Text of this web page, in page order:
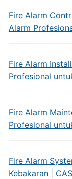
Fire Alarm
Alarm
Fire Alarm
Profesional
Fire Alarm
Profesional
Fire Alarm
Kebakaran |